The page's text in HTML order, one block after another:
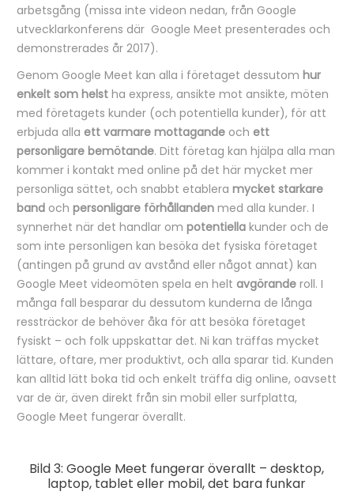
arbetsgång (missa inte videon nedan, från Google
utvecklarkonferens där Google Meet presenterades och
demonstrerades år 2017).
Genom Google Meet kan alla i företaget dessutom hur
enkelt som helst ha express, ansikte mot ansikte, möten
med företagets kunder (och potentiella kunder), för att
erbjuda alla ett varmare mottagande och ett
personligare bemötande. Ditt företag kan hjälpa alla man
kommer i kontakt med online på det här mycket mer
personliga sättet, och snabbt etablera mycket starkare
band och personligare förhållanden med alla kunder. I
synnerhet när det handlar om potentiella kunder och de
som inte personligen kan besöka det fysiska företaget
(antingen på grund av avstånd eller något annat) kan
Google Meet videomöten spela en helt avgörande roll. I
många fall besparar du dessutom kunderna de långa
ressträckor de behöver åka för att besöka företaget
fysiskt – och folk uppskattar det. Ni kan träffas mycket
lättare, oftare, mer produktivt, och alla sparar tid. Kunden
kan alltid lätt boka tid och enkelt träffa dig online, oavsett
var de är, även direkt från sin mobil eller surfplatta,
Google Meet fungerar överallt.
Bild 3: Google Meet fungerar överallt – desktop,
laptop, tablet eller mobil, det bara funkar